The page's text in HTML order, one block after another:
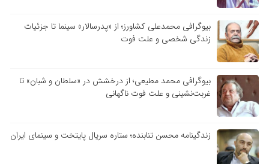
بیوگرافی محمدعلی کشاورز؛ از «پدرسالار» سینما تا جزئیات
زندگی شخصی و علت فوت
بیوگرافی محمد مطیعی؛ از درخشش در «سلطان و شبان» تا
غربت‌نشینی و علت فوت ناگهانی
زندگینامه محسن تنابنده؛ ستاره سریال پایتخت و سینمای ایران